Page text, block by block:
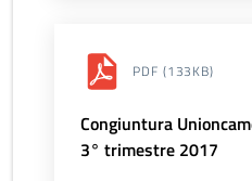
PDF (133KB)
Congiuntura
3° trimestre 2017